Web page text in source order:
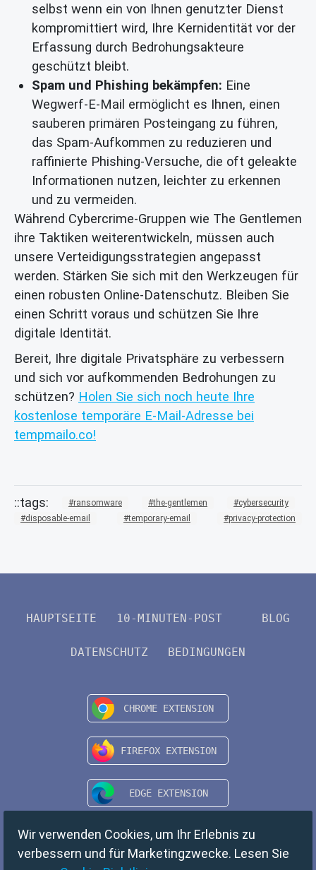
selbst wenn ein von Ihnen genutzter Dienst
kompromittiert wird, Ihre Kernidentität vor der
Erfassung durch Bedrohungsakteure
geschützt bleibt.
Spam und Phishing bekämpfen: Eine
Wegwerf-E-Mail ermöglicht es Ihnen, einen
sauberen primären Posteingang zu führen,
das Spam-Aufkommen zu reduzieren und
raffinierte Phishing-Versuche, die oft geleakte
Informationen nutzen, leichter zu erkennen
und zu vermeiden.
Während Cybercrime-Gruppen wie The Gentlemen
ihre Taktiken weiterentwickeln, müssen auch
unsere Verteidigungsstrategien angepasst
werden. Stärken Sie sich mit den Werkzeugen für
einen robusten Online-Datenschutz. Bleiben Sie
einen Schritt voraus und schützen Sie Ihre
digitale Identität.
Bereit, Ihre digitale Privatsphäre zu verbessern
und sich vor aufkommenden Bedrohungen zu
schützen? Holen Sie sich noch heute Ihre
kostenlose temporäre E-Mail-Adresse bei
tempmailo.co!
ransomware the-gentlemen
cybersecurity
disposable-email
temporary-email privacy-protection
HAUPTSEITE 10-MINUTEN-POST BLOG
DATENSCHUTZ BEDINGUNGEN
Wir verwenden Cookies, um Ihr Erlebnis zu
verbessern und für Marketingzwecke. Lesen Sie